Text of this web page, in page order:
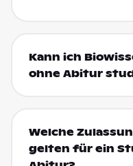
Kann ich
ohne Abitur
Welche
gelten für ein